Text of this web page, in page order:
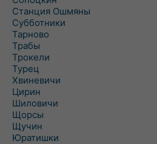
Станция Ошмяны
Субботники
Тарново
Трабы
Трокели
Турец
Хвиневичи
Цирин
Шиловичи
Щорсы
Щучин
Юратишки